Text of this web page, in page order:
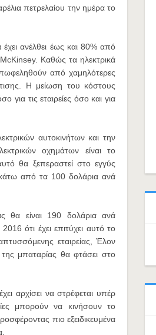
πετρελαίου την ημέρα το
ανέλθει έως και 80% από
McKinsey. Καθώς τα ηλεκτρικά
από χαμηλότερες
Η μείωση του κόστους
για τις εταιρείες όσο και για
αυτοκινήτων και την
οχημάτων είναι το
θα ξεπεραστεί στο εγγύς
από τα 100 δολάρια ανά
θα είναι 190 δολάρια ανά
ότι έχει επιτύχει αυτό το
εταιρείας, Έλον
μπαταρίας θα φτάσει στο
αρχίσει να στρέφεται υπέρ
μπορούν να κινήσουν το
πιο εξειδικευμένα